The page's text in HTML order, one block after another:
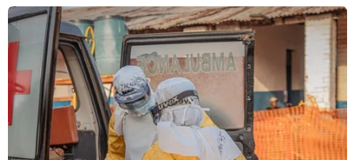
nghệ hiển thị"Resolutionary" với số lượng đèn
LED chỉ bằng một nửa so với công nghệ sử
dụng84 đèn LED hiện nay.
Lựa chọn này của Apple được cho là nhằm giảm
lượng tiêu thụ điện năng đểkéo dài thời lượng
sử dụng pin cho thiết bị.